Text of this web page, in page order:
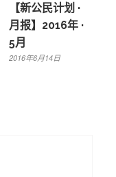
【新公民计划 ·
月报】2016年 ·
5月
2016年6月14日